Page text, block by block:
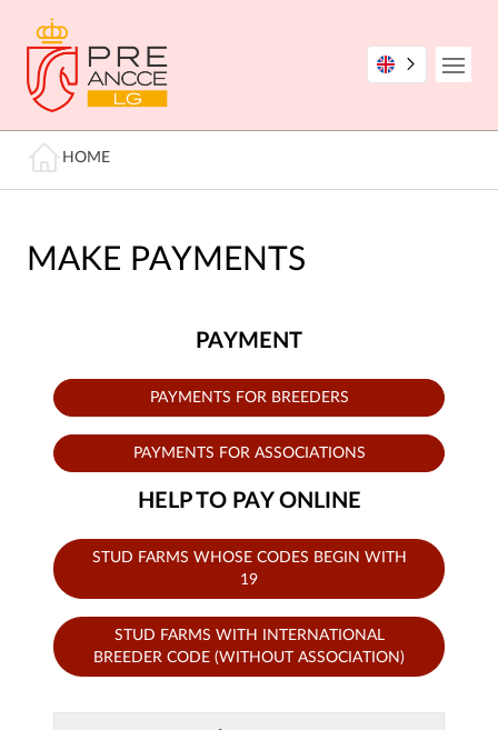
content
Breadcrumb
HOME
MAKE PAYMENTS
PAYMENT
PAYMENTS FOR BREEDERS
PAYMENTS FOR ASSOCIATIONS
HELP TO PAY ONLINE
STUD FARMS WHOSE CODES BEGIN WITH
19
STUD FARMS WITH INTERNATIONAL
BREEDER CODE (WITHOUT ASSOCIATION)